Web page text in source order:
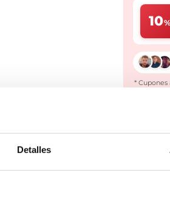
Detalles
10%
* Cupones
Dale